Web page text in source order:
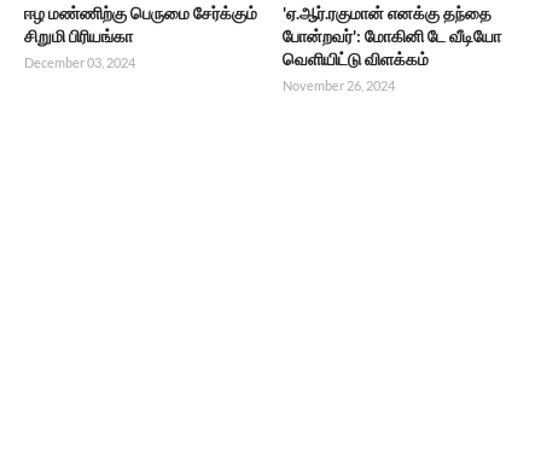
ஈழ மண்ணிற்கு பெருமை சேர்க்கும்
சிறுமி பிரியங்கா
December 03, 2024
'ஏ.ஆர்.ரகுமான் எனக்கு தந்தை
போன்றவர்': மோகினி டே வீடியோ
வெளியிட்டு விளக்கம்
November 26, 2024